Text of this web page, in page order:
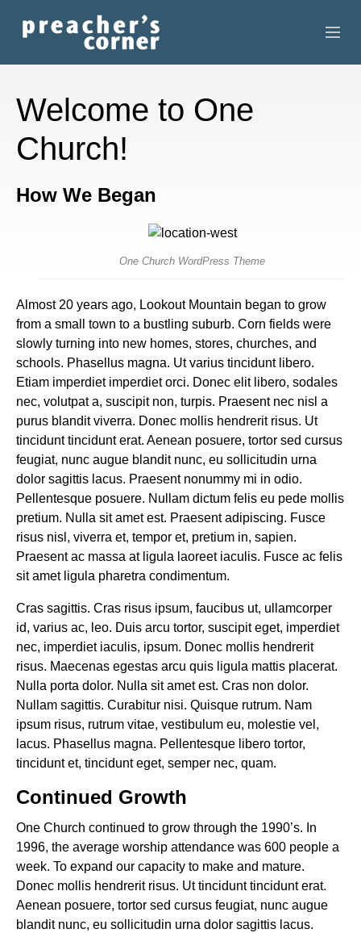
CONTACT
RECORDINGS
SEARCH
Welcome to One
Church!
How We Began
One Church WordPress Theme
Almost 20 years ago, Lookout Mountain began to grow
from a small town to a bustling suburb. Corn fields were
slowly turning into new homes, stores, churches, and
schools. Phasellus magna. Ut varius tincidunt libero.
Etiam imperdiet imperdiet orci. Donec elit libero, sodales
nec, volutpat a, suscipit non, turpis. Praesent nec nisl a
purus blandit viverra. Donec mollis hendrerit risus. Ut
tincidunt tincidunt erat. Aenean posuere, tortor sed cursus
feugiat, nunc augue blandit nunc, eu sollicitudin urna
dolor sagittis lacus. Praesent nonummy mi in odio.
Pellentesque posuere. Nullam dictum felis eu pede mollis
pretium. Nulla sit amet est. Praesent adipiscing. Fusce
risus nisl, viverra et, tempor et, pretium in, sapien.
Praesent ac massa at ligula laoreet iaculis. Fusce ac felis
sit amet ligula pharetra condimentum.
Cras sagittis. Cras risus ipsum, faucibus ut, ullamcorper
id, varius ac, leo. Duis arcu tortor, suscipit eget, imperdiet
nec, imperdiet iaculis, ipsum. Donec mollis hendrerit
risus. Maecenas egestas arcu quis ligula mattis placerat.
Nulla porta dolor. Nulla sit amet est. Cras non dolor.
Nullam sagittis. Curabitur nisi. Quisque rutrum. Nam
ipsum risus, rutrum vitae, vestibulum eu, molestie vel,
lacus. Phasellus magna. Pellentesque libero tortor,
tincidunt et, tincidunt eget, semper nec, quam.
Continued Growth
One Church continued to grow through the 1990’s. In
1996, the average worship attendance was 600 people a
week. To expand our capacity to make and mature.
Donec mollis hendrerit risus. Ut tincidunt tincidunt erat.
Aenean posuere, tortor sed cursus feugiat, nunc augue
blandit nunc, eu sollicitudin urna dolor sagittis lacus.